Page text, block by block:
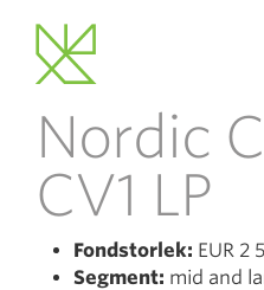
Main Navigation
Nordic
CV1 LP
Fondstorlek: EUR 2
Segment: mid and